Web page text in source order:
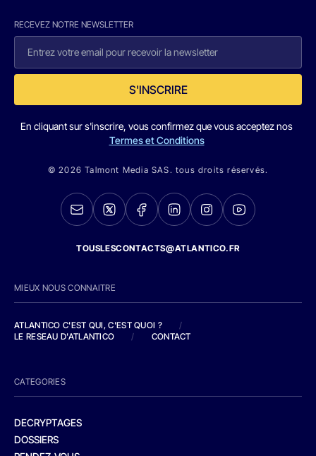
RECEVEZ NOTRE NEWSLETTER
S'INSCRIRE
En cliquant sur s'inscrire, vous confirmez que vous acceptez nos
Termes et Conditions
© 2026 Talmont Media SAS. tous droits réservés.
TOUSLESCONTACTS@ATLANTICO.FR
MIEUX NOUS CONNAITRE
ATLANTICO C'EST QUI, C'EST QUOI ?
/
LE RESEAU D'ATLANTICO
/ CONTACT
CATEGORIES
DECRYPTAGES
DOSSIERS